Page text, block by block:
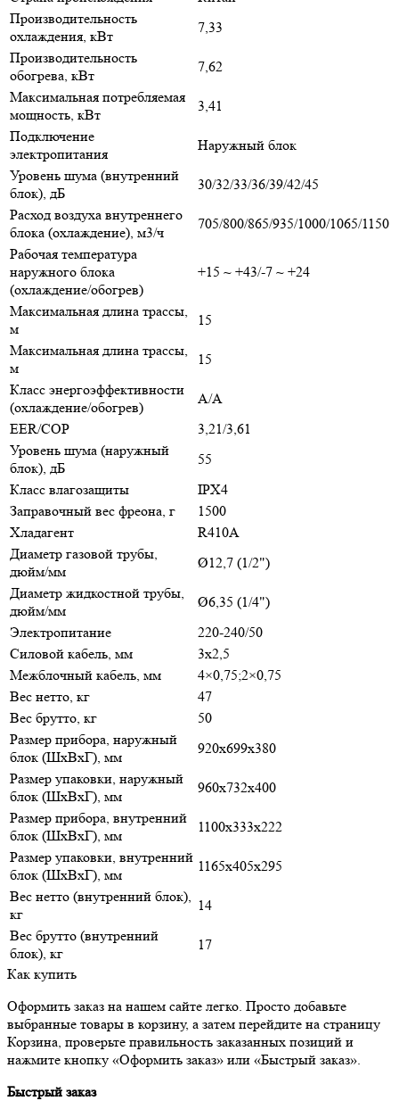
Производительность
охлаждения, кВт
7,33
Производительность
обогрева, кВт
7,62
Максимальная потребляемая
мощность, кВт
3,41
Подключение
электропитания
Наружный блок
Уровень шума (внутренний
блок), дБ
30/32/33/36/39/42/45
Расход воздуха внутреннего
блока (охлаждение), м3/ч
705/800/865/935/1000/1065/1150
Рабочая температура
наружного блока
(охлаждение/обогрев)
+15 ~ +43/-7 ~ +24
Максимальная длина трассы,
м
15
Максимальная длина трассы,
м
15
Класс энергоэффективности
(охлаждение/обогрев)
А/А
EER/COP
3,21/3,61
Уровень шума (наружный
блок), дБ
55
Класс влагозащиты
IPX4
Заправочный вес фреона, г
1500
Хладагент
R410A
Диаметр газовой трубы,
дюйм/мм
Ø12,7 (1/2")
Диаметр жидкостной трубы,
дюйм/мм
Ø6,35 (1/4")
Электропитание
220-240/50
Силовой кабель, мм
3х2,5
Межблочный кабель, мм
4×0,75;2×0,75
Вес нетто, кг
47
Вес брутто, кг
50
Размер прибора, наружный
блок (ШxВxГ), мм
920х699х380
Размер упаковки, наружный
блок (ШxВxГ), мм
960х732х400
Размер прибора, внутренний
блок (ШxВxГ), мм
1100х333х222
Размер упаковки, внутренний
блок (ШxВxГ), мм
1165х405х295
Вес нетто (внутренний блок),
кг
14
Вес брутто (внутренний
блок), кг
17
Как купить
Оформить заказ на нашем сайте легко. Просто добавьте
выбранные товары в корзину, а затем перейдите на страницу
Корзина, проверьте правильность заказанных позиций и
нажмите кнопку «Оформить заказ» или «Быстрый заказ».
Быстрый заказ